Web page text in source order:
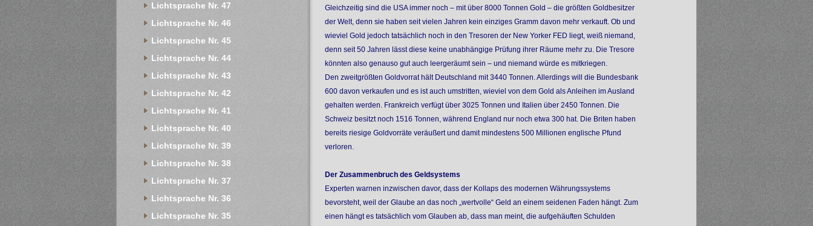
Gleichzeitig sind die USA immer noch – mit über 8000 Tonnen Gold – die größten Goldbesitzer
der Welt, denn sie haben seit vielen Jahren kein einziges Gramm davon mehr verkauft. Ob und
wieviel Gold jedoch tatsächlich noch in den Tresoren der New Yorker FED liegt, weiß niemand,
denn seit 50 Jahren lässt diese keine unabhängige Prüfung ihrer Räume mehr zu. Die Tresore
könnten also genauso gut auch leergeräumt sein – und niemand würde es mitkriegen.
Den zweitgrößten Goldvorrat hält Deutschland mit 3440 Tonnen. Allerdings will die Bundesbank
600 davon verkaufen und es ist auch umstritten, wieviel von dem Gold als Anleihen im Ausland
gehalten werden. Frankreich verfügt über 3025 Tonnen und Italien über 2450 Tonnen. Die
Schweiz besitzt noch 1516 Tonnen, während England nur noch etwa 300 hat. Die Briten haben
bereits riesige Goldvorräte veräußert und damit mindestens 500 Millionen englische Pfund
verloren.
Der Zusammenbruch des Geldsystems
Experten warnen inzwischen davor, dass der Kollaps des modernen Währungssystems
bevorsteht, weil der Glaube an das noch „wertvolle“ Geld an einem seidenen Faden hängt. Zum
einen hängt es tatsächlich vom Glauben ab, dass man meint, die aufgehäuften Schulden
Lichtsprache Nr. 47
Lichtsprache Nr. 46
Lichtsprache Nr. 45
Lichtsprache Nr. 44
Lichtsprache Nr. 43
Lichtsprache Nr. 42
Lichtsprache Nr. 41
Lichtsprache Nr. 40
Lichtsprache Nr. 39
Lichtsprache Nr. 38
Lichtsprache Nr. 37
Lichtsprache Nr. 36
Lichtsprache Nr. 35